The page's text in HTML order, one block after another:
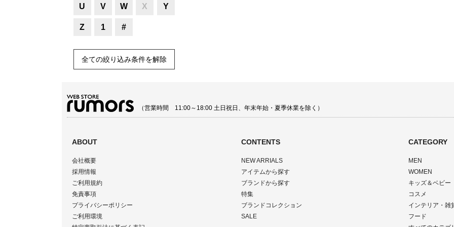
U V W X Y
Z 1 #
全ての絞り込み条件を解除
（営業時間 11:00～18:00 土日祝日、年末年始・夏季休業を除く）
ABOUT
会社概要
採用情報
ご利用規約
免責事項
プライバシーポリシー
ご利用環境
CONTENTS
NEW ARRIALS
アイテムから探す
ブランドから探す
特集
ブランドコレクション
SALE
CATEGORY
MEN
WOMEN
キッズ＆ベビー
コスメ
インテリア・雑
フード